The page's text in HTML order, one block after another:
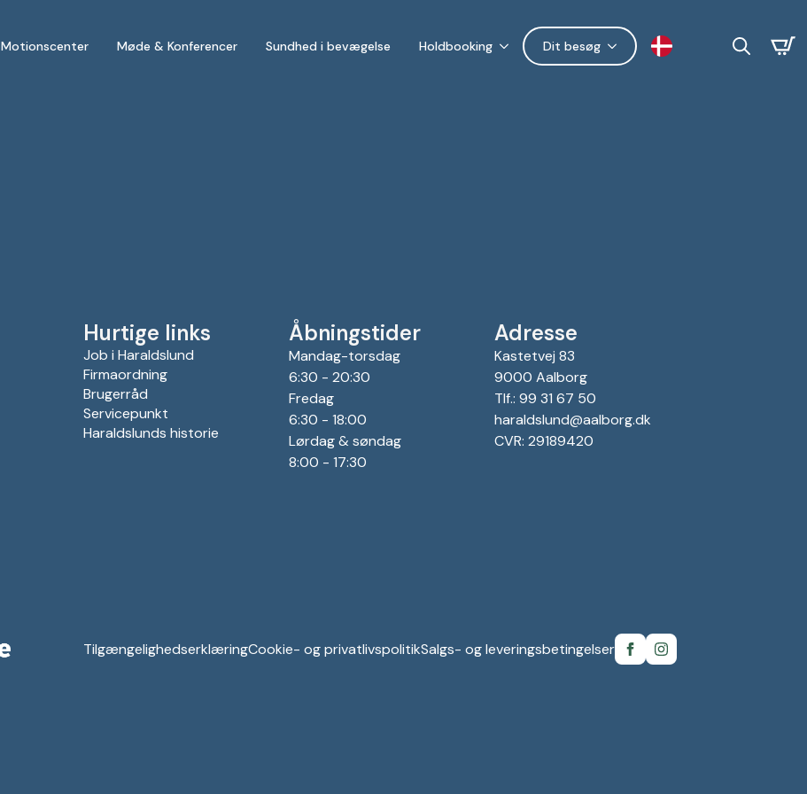
Motionscenter Møde & Konferencer Sundhed i bevægelse Holdbooking Dit besøg
Hurtige links
Job i Haraldslund
Firmaordning
Brugerråd
Servicepunkt
Haraldslunds historie
Åbningstider
Mandag-torsdag
6:30 - 20:30
Fredag
6:30 - 18:00
Lørdag & søndag
8:00 - 17:30
Adresse
Kastetvej 83
9000 Aalborg
Tlf.: 99 31 67 50
haraldslund@aalborg.dk
CVR: 29189420
TilgængelighedserklæringCookie- og privatlivspolitikSalgs- og leveringsbetingelser